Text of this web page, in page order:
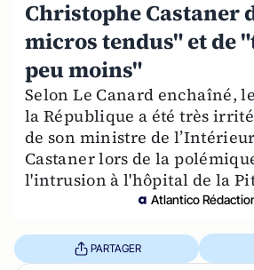
Christophe Castaner
micros tendus" et de
peu moins"
Selon Le Canard enchaîné,
la République a été très
de son ministre de
Castaner lors de la
l'intrusion à l'hôpital de la
Atlantico
PARTAGER